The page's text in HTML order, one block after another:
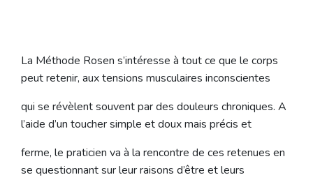
La Méthode Rosen s’intéresse à tout ce que le corps
peut retenir, aux tensions musculaires inconscientes
qui se révèlent souvent par des douleurs chroniques. A
l’aide d’un toucher simple et doux mais précis et
ferme, le praticien va à la rencontre de ces retenues en
se questionnant sur leur raisons d’être et leurs